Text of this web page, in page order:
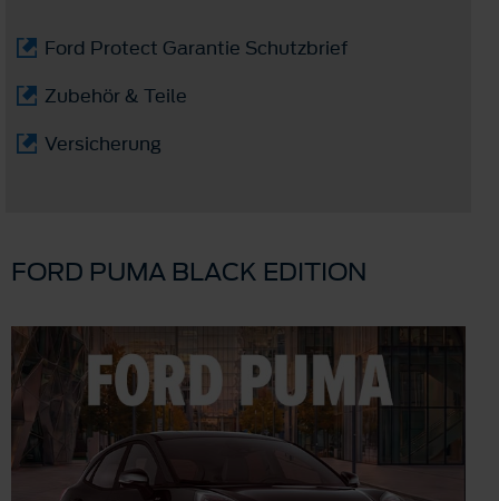
Ford Protect Garantie Schutzbrief
Zubehör & Teile
Versicherung
FORD PUMA BLACK EDITION